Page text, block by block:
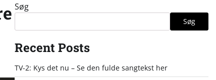
Søg
Søg
Recent Posts
TV-2: Kys det nu – Se den fulde sangtekst her